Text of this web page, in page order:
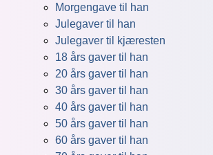
Morgengave til han
Julegaver til han
Julegaver til kjæresten
18 års gaver til han
20 års gaver til han
30 års gaver til han
40 års gaver til han
50 års gaver til han
60 års gaver til han